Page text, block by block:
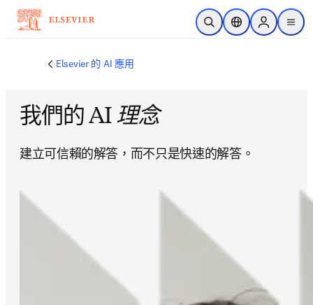
跳到主要內容
公開搜尋位置選擇器Sign in to
menu
Elsevier 的 AI 應用
我們的 AI 理念
建立可信賴的解答，而不只是快速的解答。